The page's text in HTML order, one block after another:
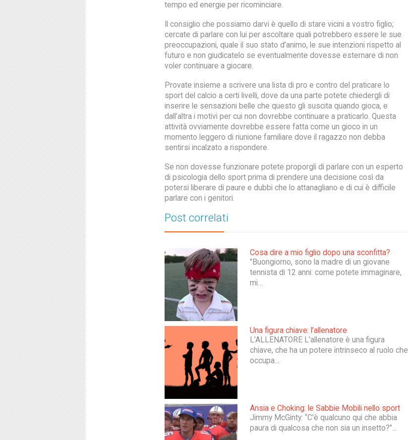
tempo ed energie per ricominciare.
Il consiglio che possiamo darvi è quello di stare vicini a vostro figlio;
cercate di parlare con lui per ascoltare quali potrebbero essere le sue
preoccupazioni, quale il suo stato d’animo, le sue intenzioni rispetto al
futuro e non giudicatelo se eventualmente dovesse esternare di non
voler continuare a giocare.
Provate insieme a scrivere una lista di pro e contro del praticare lo
sport del calcio a certi livelli, dove da una parte potete chiedergli di
inserire le sensazioni belle che questo gli suscita quando gioca, e
dall’altra i motivi per cui non dovrebbe continuare a praticarlo. Questa
attività ovviamente dovrebbe essere fatta come un gioco in un
momento leggero di riunione familiare dove il ragazzo non debba
sentirsi incalzato a rispondere.
Se non dovesse funzionare potete proporgli di parlare con un esperto
di psicologia dello sport prima di prendere una decisione così da
potersi liberare di paure e dubbi che lo attanagliano e di cui è difficile
parlare con i genitori.
Post correlati
Cosa dire a mio figlio dopo una sconfitta?
"Buongiorno, sono la madre di un giovane
tennista di 12 anni: come potete immaginare,
mi…
Una figura chiave: l’allenatore
L’ALLENATORE L’allenatore è una figura
chiave, che ha un potere intrinseco al ruolo che
occupa…
Ansia e Choking: le Sabbie Mobili nello sport
Jimmy McGinty: “C'è qualcuno qui che abbia
paura di qualcosa che non sia un insetto?”…